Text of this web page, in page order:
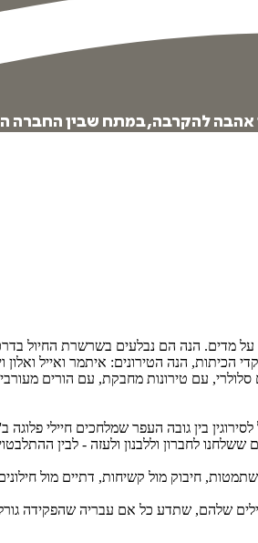
אהבה להקרבה, במתח שבין החברה
מדים. הנה הם נבלעים בשרשרת החיול
הנה הטירונים: איתמר ואייל ואלון
עם טירונות מחבקת, עם הורים
לחברון וללבנון ולעזה - לבין
חיבוק מול קשיחות, דתיים מול
שלהם, שתדע כל אם עבריה שהפקידה גורל